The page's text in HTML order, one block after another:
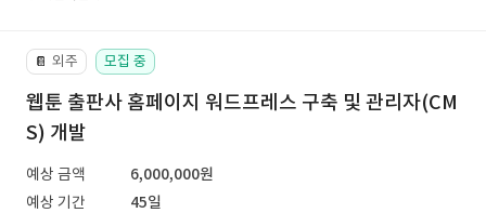
📔 외주 모집 중
웹툰 출판사 홈페이지 워드프레스 구축 및 관리자(CM
S) 개발
예상 금액
6,000,000원
예상 기간
45일